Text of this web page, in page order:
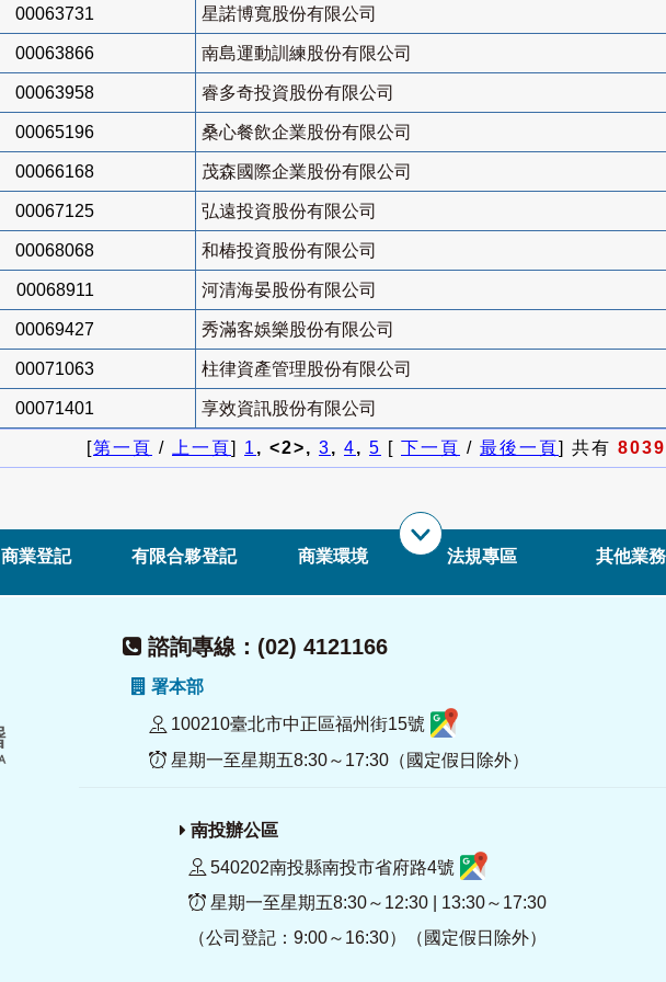
00063731 星諾博寬股份有限公司
00063866 南島運動訓練股份有限公司
00063958 睿多奇投資股份有限公司
00065196 桑心餐飲企業股份有限公司
00066168 茂森國際企業股份有限公司
00067125 弘遠投資股份有限公司
00068068 和椿投資股份有限公司
00068911 河清海晏股份有限公司
00069427 秀滿客娛樂股份有限公司
00071063 柱律資產管理股份有限公司
00071401 享效資訊股份有限公司
[第一頁 / 上一頁] 1, <2>, 3, 4, 5 [ 下一頁 / 最後一頁] 共有 8039
商業登記 有限合夥登記 商業環境 法規專區 其他業務
諮詢專線：(02) 4121166
署本部
100210臺北市中正區福州街15號
星期一至星期五8:30～17:30（國定假日除外）
南投辦公區
540202南投縣南投市省府路4號
星期一至星期五8:30～12:30 | 13:30～17:30
（公司登記：9:00～16:30）（國定假日除外）